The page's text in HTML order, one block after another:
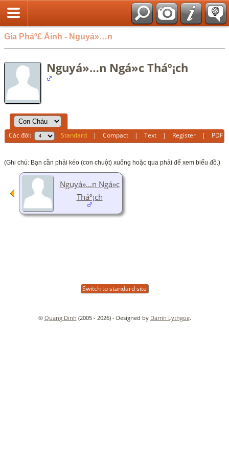
Gia Pháº£ Äinh - Nguyá»…n
Nguyá»…n Ngá»c Tháº¡ch
Các đời: Standard |Compact |Text | Register | PDF
(Ghi chú: Bạn cần phải kéo (con chuột) xuống hoặc qua phải để xem biểu đồ.)
Nguyá»…n Ngá»c
Tháº¡ch
Switch to standard site
© Quang Dinh (2005 - 2026) - Designed by Darrin Lythgoe.